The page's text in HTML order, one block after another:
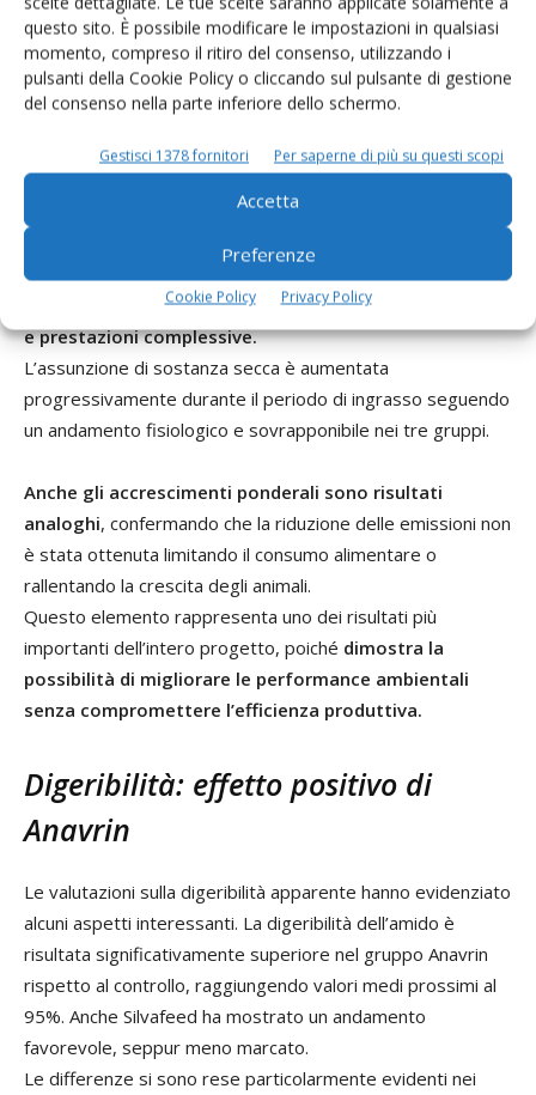
questo sito. È possibile modificare le impostazioni in qualsiasi
momento, compreso il ritiro del consenso, utilizzando i
pulsanti della Cookie Policy o cliccando sul pulsante di gestione
del consenso nella parte inferiore dello schermo.
Gestisci 1378 fornitori Per saperne di più su questi scopi
Accetta
Preferenze
Cookie Policy Privacy Policy
Prestazioni produttive: nessun
effetto negativo
Parallelamente alla riduzione delle emissioni, il progetto ha
verificato la possibilità che gli additivi influenzassero
negativamente la produttività.
I risultati hanno mostrato una sostanziale assenza di
differenze tra i gruppi per quanto riguarda ingestione
alimentare, incremento medio giornaliero, peso finale
e prestazioni complessive.
L’assunzione di sostanza secca è aumentata
progressivamente durante il periodo di ingrasso seguendo
un andamento fisiologico e sovrapponibile nei tre gruppi.
Anche gli accrescimenti ponderali sono risultati
analoghi, confermando che la riduzione delle emissioni non
è stata ottenuta limitando il consumo alimentare o
rallentando la crescita degli animali.
Questo elemento rappresenta uno dei risultati più
importanti dell’intero progetto, poiché dimostra la
possibilità di migliorare le performance ambientali
senza compromettere l’efficienza produttiva.
Digeribilità: effetto positivo di
Anavrin
Le valutazioni sulla digeribilità apparente hanno evidenziato
alcuni aspetti interessanti. La digeribilità dell’amido è
risultata significativamente superiore nel gruppo Anavrin
rispetto al controllo, raggiungendo valori medi prossimi al
95%. Anche Silvafeed ha mostrato un andamento
favorevole, seppur meno marcato.
Le differenze si sono rese particolarmente evidenti nei